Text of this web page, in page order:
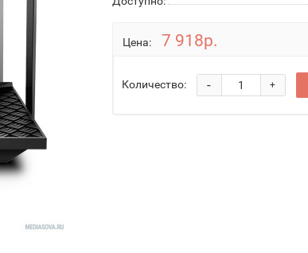
Цена: 7 918р.
Количество: +
-